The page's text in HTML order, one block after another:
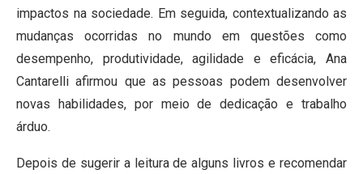
impactos na sociedade. Em seguida, contextualizando as
mudanças ocorridas no mundo em questões como
desempenho, produtividade, agilidade e eficácia, Ana
Cantarelli afirmou que as pessoas podem desenvolver
novas habilidades, por meio de dedicação e trabalho
árduo.
Depois de sugerir a leitura de alguns livros e recomendar